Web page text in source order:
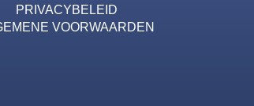
PRIVACYBELEID
VOORWAARDEN